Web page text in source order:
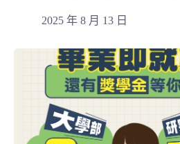
2025 年 8 月 13 日